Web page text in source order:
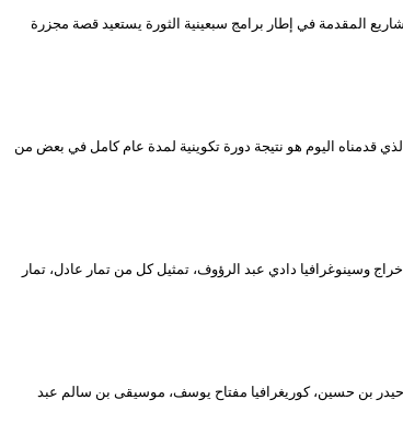
على جوائز مهرجان المسرح المحترف في دورته الـ17، العمل الذي تم إنتاجه في إطار المشاريع المقدمة في إطار برامج سبعينية الثورة يستعيد قصة مجزرة
وتشتغل بنظام تكوين معين، والعرض الذي قدمناه اليوم هو نتيجة دورة تكوينية لمدة عام كامل في بعض من
مسرحية بعنوان “في المنطقة” عن نص ليوجين يونيل، إخراج وسينوغرافيا دادي عبد الرؤوف، تمثيل كل من تمار عادل، تمار
بن حسين، كوريغرافيا مفتاح يوسف، موسيقى بن سالم عبد